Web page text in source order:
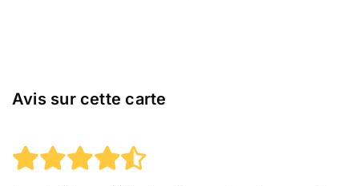
Avis sur cette carte